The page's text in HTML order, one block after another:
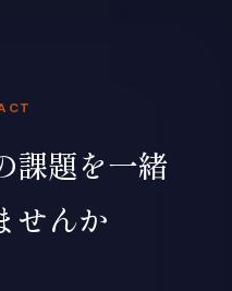
課題を一緒
せんか